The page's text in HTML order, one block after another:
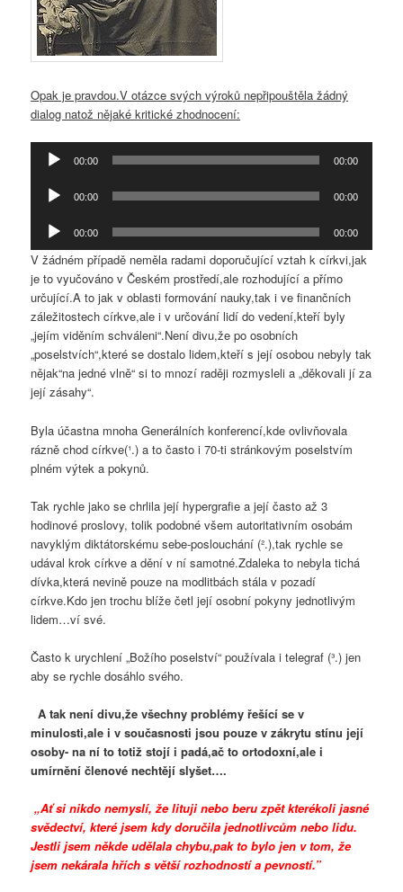
Opak je pravdou.V otázce svých výroků nepřipouštěla žádný
dialog natož nějaké kritické zhodnocení:
Audio
přehrávač00:00 00:00
Audio
přehrávač00:00 00:00
Audio
přehrávač00:00 00:00
V žádném případě neměla radami doporučující vztah k církvi,jak
je to vyučováno v Českém prostředí,ale rozhodující a přímo
určující.A to jak v oblasti formování nauky,tak i ve finančních
záležitostech církve,ale i v určování lidí do vedení,kteří byly
„jejím viděním schváleni“.Není divu,že po osobních
„poselstvích“,které se dostalo lidem,kteří s její osobou nebyly tak
nějak“na jedné vlně“ si to mnozí raději rozmysleli a „děkovali jí za
její zásahy“.
Byla účastna mnoha Generálních konferencí,kde ovlivňovala
rázně chod církve(¹.) a to často i 70-ti stránkovým poselstvím
plném výtek a pokynů.
Tak rychle jako se chrlila její hypergrafie a její často až 3
hodinové proslovy, tolik podobné všem autoritativním osobám
navyklým diktátorskému sebe-poslouchání (².),tak rychle se
udával krok církve a dění v ní samotné.Zdaleka to nebyla tichá
dívka,která nevině pouze na modlitbách stála v pozadí
církve.Kdo jen trochu blíže četl její osobní pokyny jednotlivým
lidem…ví své.
Často k urychlení „Božího poselství“ používala i telegraf (³.) jen
aby se rychle dosáhlo svého.
A tak není divu,že všechny problémy řešící se v
minulosti,ale i v současnosti jsou pouze v zákrytu stínu její
osoby- na ní to totiž stojí i padá,ač to ortodoxní,ale i
umírnění členové nechtějí slyšet….
„Ať si nikdo nemyslí, že lituji nebo beru zpět kterékoli jasné
svědectví, které jsem kdy doručila jednotlivcům nebo lidu.
Jestli jsem někde udělala chybu,pak to bylo jen v tom, že
jsem nekárala hřích s větší rozhodností a pevností.”